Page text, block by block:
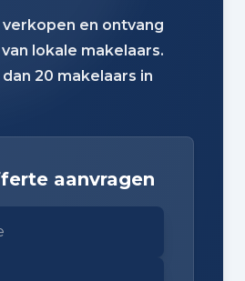
en ontvang
lokale makelaars.
20 makelaars in
aanvragen